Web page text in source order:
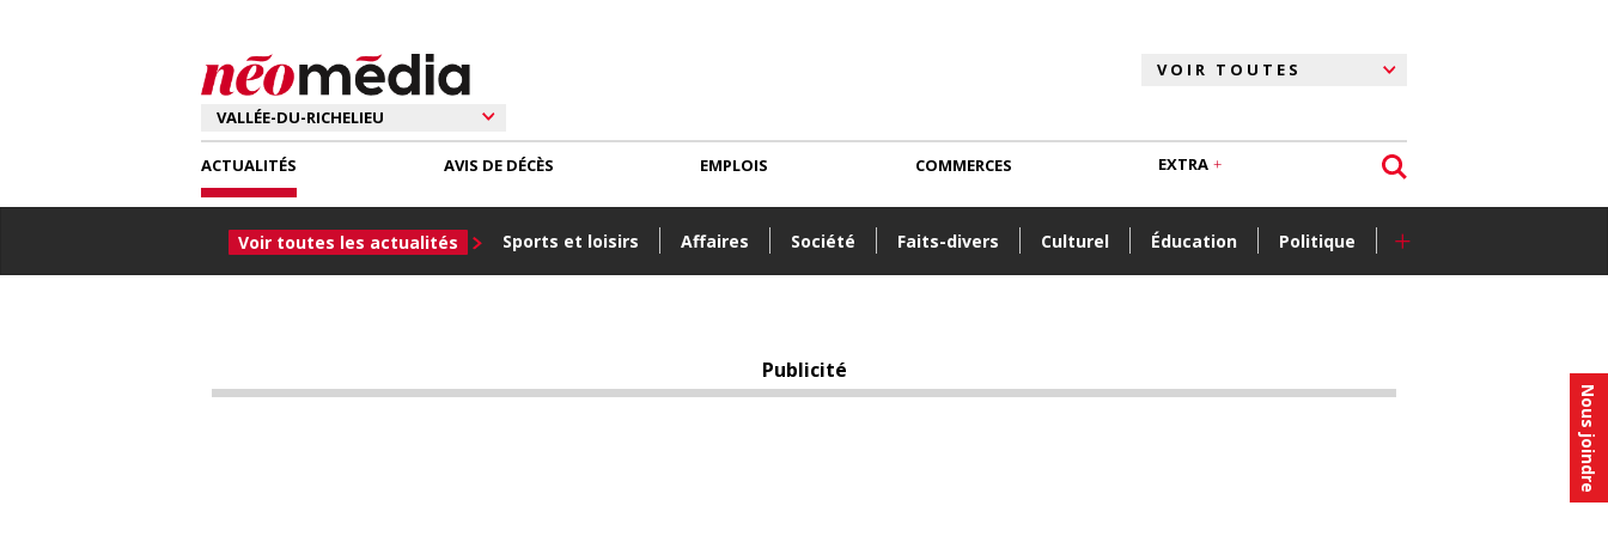
Nous joindre
ACTUALITÉS
Voir toutes les actualités Sports et loisirs Affaires Société Faits-divers Culturel Éducation Politique +
AVIS DE DÉCÈS EMPLOIS COMMERCES EXTRA
Publicité